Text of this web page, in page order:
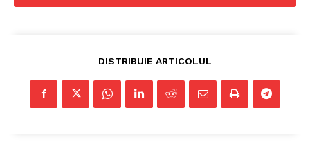
DISTRIBUIE ARTICOLUL